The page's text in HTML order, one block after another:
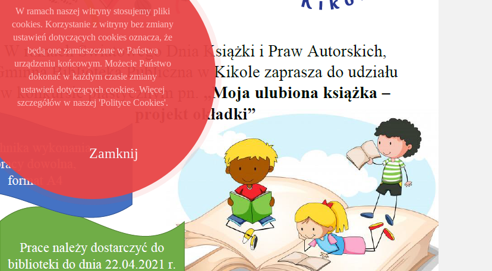
Zamknij
W ramach naszej witryny stosujemy pliki
cookies. Korzystanie z witryny bez zmiany
ustawień dotyczących cookies oznacza, że
będą one zamieszczane w Państwa
urządzeniu końcowym. Możecie Państwo
dokonać w każdym czasie zmiany
ustawień dotyczących cookies. Więcej
szczegółów w naszej 'Polityce Cookies'.